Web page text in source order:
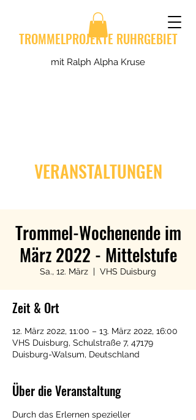
TROMMELPROJEKTE RUHRGEBIET
mit Ralph Alpha Kruse
VERANSTALTUNGEN
Trommel-Wochenende im
März 2022 - Mittelstufe
Sa., 12. März
  |
VHS Duisburg
Zeit & Ort
12. März 2022, 11:00 – 13. März 2022, 16:00
VHS Duisburg, Schulstraße 7, 47179
Duisburg-Walsum, Deutschland
Über die Veranstaltung
Durch das Erlernen spezieller